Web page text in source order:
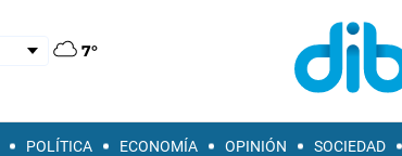
7°
POLÍTICA ECONOMÍA OPINIÓN SOCIEDAD